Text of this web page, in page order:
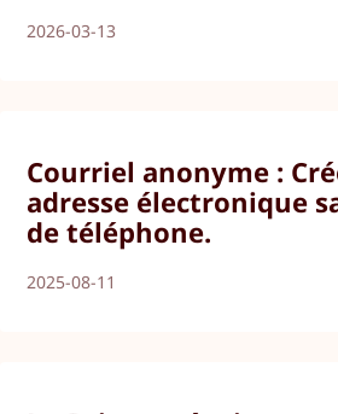
2026-03-13
Courriel anonyme :
adresse électronique
de téléphone.
2025-08-11